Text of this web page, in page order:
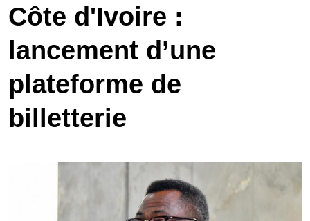
Côte d'Ivoire :
lancement d’une
plateforme de
billetterie